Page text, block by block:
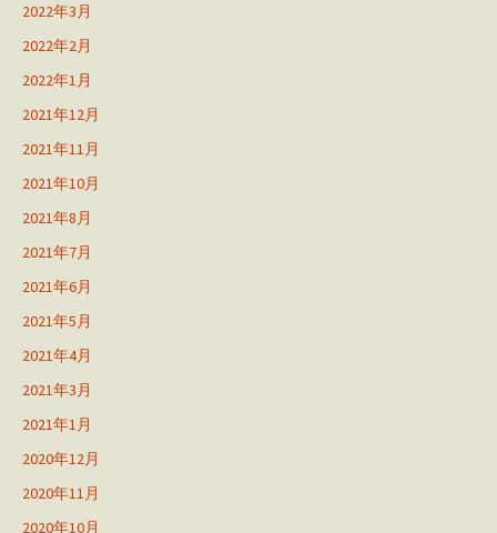
2022年3月
2022年2月
2022年1月
2021年12月
2021年11月
2021年10月
2021年8月
2021年7月
2021年6月
2021年5月
2021年4月
2021年3月
2021年1月
2020年12月
2020年11月
2020年10月